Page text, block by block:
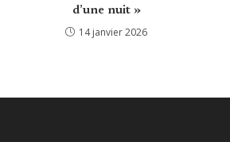
d’une nuit »
14 janvier 2026